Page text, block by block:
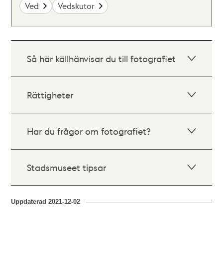
Ved Vedskutor
Så här källhänvisar du till fotografiet
Rättigheter
Har du frågor om fotografiet?
Stadsmuseet tipsar
Uppdaterad2021-12-02